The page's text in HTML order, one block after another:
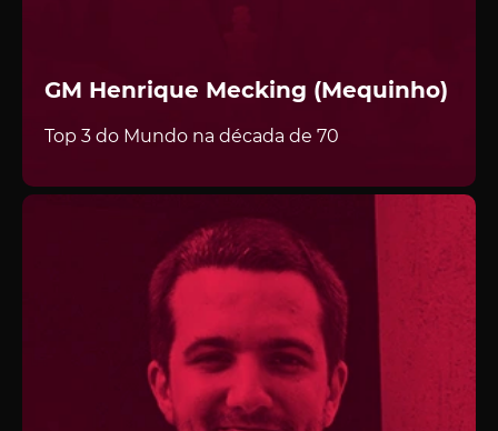
GM Henrique Mecking (Mequinho)
Top 3 do Mundo na década de 70